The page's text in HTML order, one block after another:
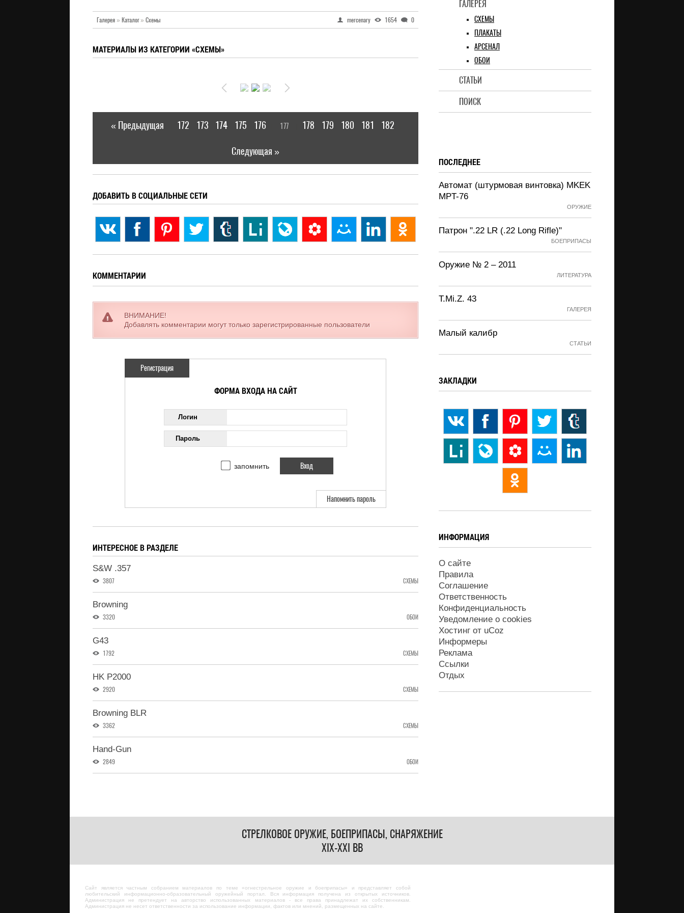
ГАЛЕРЕЯ
СХЕМЫ
ПЛАКАТЫ
АРСЕНАЛ
ОБОИ
СТАТЬИ
ПОИСК
Галерея» Каталог» Схемы mercenary 1654 0
МАТЕРИАЛЫ ИЗ КАТЕГОРИИ «СХЕМЫ»
« Предыдущая 172 173 174 175 176 177 178 179 180 181 182
Следующая »
ДОБАВИТЬ В СОЦИАЛЬНЫЕ СЕТИ
КОММЕНТАРИИ
ВНИМАНИЕ!
Добавлять комментарии могут только зарегистрированные пользователи
Регистрация
ФОРМА ВХОДА НА САЙТ
Логин
Пароль
запомнить
Напомнить пароль
ИНТЕРЕСНОЕ В РАЗДЕЛЕ
S&W .357
3807 СХЕМЫ
Browning
3320 ОБОИ
G43
1792 СХЕМЫ
HK P2000
2920 СХЕМЫ
Browning BLR
3362 СХЕМЫ
Hand-Gun
2849 ОБОИ
ПОСЛЕДНЕЕ
Автомат (штурмовая винтовка) MKEK
MPT-76
ОРУЖИЕ
Патрон ".22 LR (.22 Long Rifle)"
БОЕПРИПАСЫ
Оружие № 2 – 2011
ЛИТЕРАТУРА
T.Mi.Z. 43
ГАЛЕРЕЯ
Малый калибр
СТАТЬИ
ЗАКЛАДКИ
ИНФОРМАЦИЯ
О сайте
Правила
Соглашение
Ответственность
Конфиденциальность
Уведомление о cookies
Хостинг от uCoz
Информеры
Реклама
Ссылки
Отдых
СТРЕЛКОВОЕ ОРУЖИЕ, БОЕПРИПАСЫ, СНАРЯЖЕНИЕ
XIX-XXI ВВ
Сайт является частным собранием материалов по теме «огнестрельное оружие и боеприпасы» и представляет собой
любительский информационно-образовательный оружейный портал. Вся информация получена из открытых источников.
Администрация не претендует на авторство использованных материалов - все права принадлежат их собственникам.
Администрация не несет ответственности за использование информации, фактов или мнений, размещенных на сайте.